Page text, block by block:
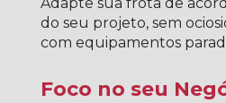
do seu projeto, sem
com equipamentos
Foco no seu